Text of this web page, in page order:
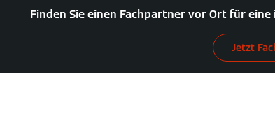
Finden Sie einen Fachpartner vor Ort für
Jetzt